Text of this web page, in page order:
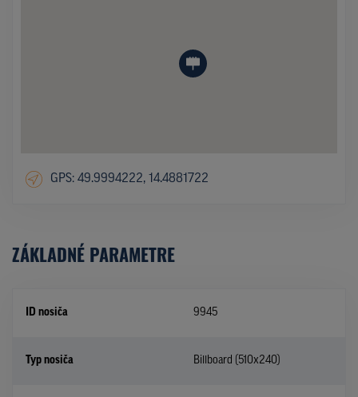
GPS: 49.9994222, 14.4881722
ZÁKLADNÉ PARAMETRE
ID nosiča 9945
Typ nosiča Billboard (510x240)